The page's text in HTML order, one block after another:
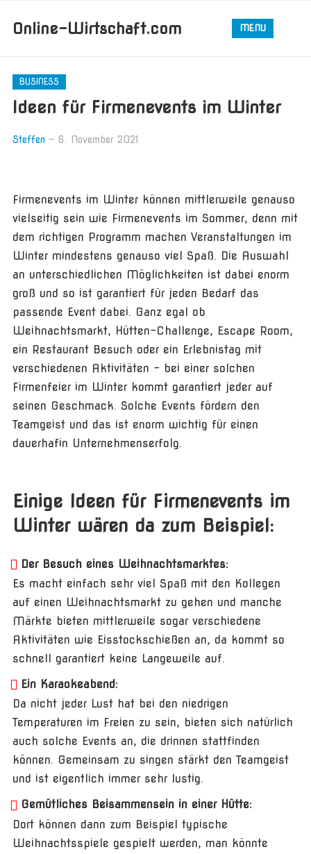
Online-Wirtschaft.com MENU
BUSINESS
Ideen für Firmenevents im Winter
Steffen— 6. November 2021
Firmenevents im Winter können mittlerweile genauso
vielseitig sein wie Firmenevents im Sommer, denn mit
dem richtigen Programm machen Veranstaltungen im
Winter mindestens genauso viel Spaß. Die Auswahl
an unterschiedlichen Möglichkeiten ist dabei enorm
groß und so ist garantiert für jeden Bedarf das
passende Event dabei. Ganz egal ob
Weihnachtsmarkt, Hütten-Challenge, Escape Room,
ein Restaurant Besuch oder ein Erlebnistag mit
verschiedenen Aktivitäten – bei einer solchen
Firmenfeier im Winter kommt garantiert jeder auf
seinen Geschmack. Solche Events fördern den
Teamgeist und das ist enorm wichtig für einen
dauerhafin Unternehmenserfolg.
Einige Ideen für Firmenevents im
Winter wären da zum Beispiel:
Der Besuch eines Weihnachtsmarktes:
Es macht einfach sehr viel Spaß mit den Kollegen
auf einen Weihnachtsmarkt zu gehen und manche
Märkte bieten mittlerweile sogar verschiedene
Aktivitäten wie Eisstockschießen an, da kommt so
schnell garantiert keine Langeweile auf.
Ein Karaokeabend:
Da nicht jeder Lust hat bei den niedrigen
Temperaturen im Freien zu sein, bieten sich natürlich
auch solche Events an, die drinnen stattfinden
können. Gemeinsam zu singen stärkt den Teamgeist
und ist eigentlich immer sehr lustig.
Gemütliches Beisammensein in einer Hütte:
Dort können dann zum Beispiel typische
Weihnachtsspiele gespielt werden, man könnte